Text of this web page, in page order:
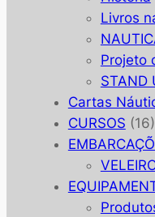
Livros
Projeto
STAND
Cartas
CURSOS (16)